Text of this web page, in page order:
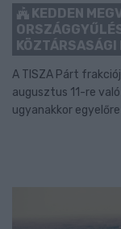
KEDDEN
KÖZTÁRSASÁGI
A TISZA Párt
augusztus 11-re
ugyanakkor